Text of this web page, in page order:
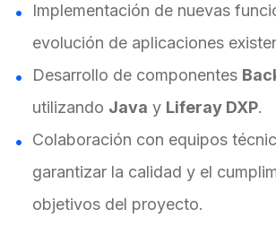
Implementación de nuevas
evolución de aplicaciones
Desarrollo de componentes
utilizando Java y Liferay DXP.
Colaboración con equipos
garantizar la calidad y el
objetivos del proyecto.